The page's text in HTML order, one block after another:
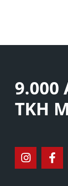
9.000
TKH